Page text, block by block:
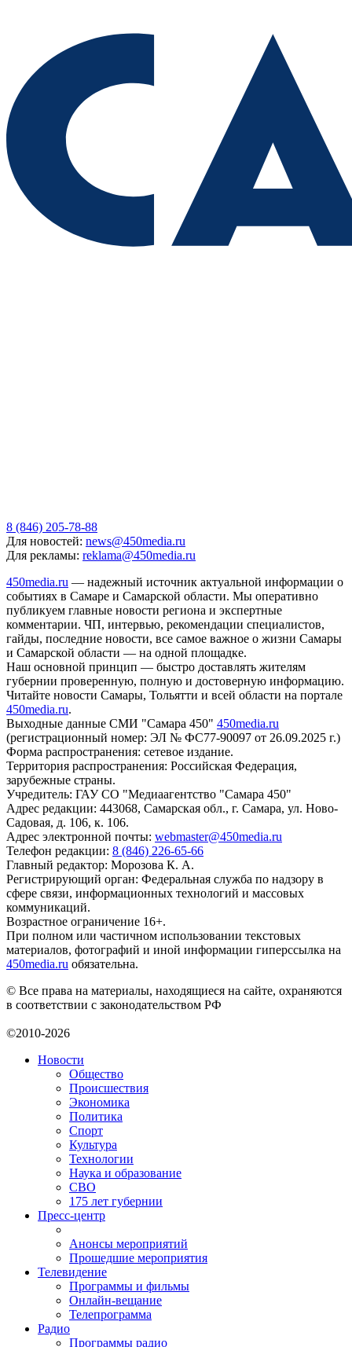
Аномальную жару прогнозируют в Самарской области 8
07.08.2026 | 15:02
В Самаре пройдет открытый матч по следж-хоккею 8 августа
07.08.2026 | 15:01
Стартовал прием заявок на участие в "Сызранском помидоре
— 2026"
07.08.2026 | 14:49
Производитель напитков из Самарской области наращивает
объемы производства и расширяет географию поставок
07.08.2026 | 14:36
Самарские юноши принимают участие в Юнармейских
военно-патриотических сборах ПФО "Гвардеец" в Пензе
07.08.2026 | 14:34
На 23 улицах Самары приводят в порядок газоны 7 августа
8 (846) 205-78-88
Для новостей: news@450media.ru
Для рекламы: reklama@450media.ru
450media.ru — надежный источник актуальной информации о
событиях в Самаре и Самарской области. Мы оперативно
публикуем главные новости региона и экспертные
комментарии. ЧП, интервью, рекомендации специалистов,
гайды, последние новости, все самое важное о жизни Самары
и Самарской области — на одной площадке.
Наш основной принцип — быстро доставлять жителям
губернии проверенную, полную и достоверную информацию.
Читайте новости Самары, Тольятти и всей области на портале
450media.ru.
Выходные данные СМИ "Самара 450" 450media.ru
(регистрационный номер: ЭЛ № ФС77-90097 от 26.09.2025 г.)
Форма распространения: сетевое издание.
Территория распространения: Российская Федерация,
зарубежные страны.
Учредитель: ГАУ СО "Медиаагентство "Самара 450"
Адрес редакции: 443068, Самарская обл., г. Самара, ул. Ново-
Садовая, д. 106, к. 106.
Адрес электронной почты: webmaster@450media.ru
Телефон редакции: 8 (846) 226-65-66
Главный редактор: Морозова К. А.
Регистрирующий орган: Федеральная служба по надзору в
сфере связи, информационных технологий и массовых
коммуникаций.
Возрастное ограничение 16+.
При полном или частичном использовании текстовых
материалов, фотографий и иной информации гиперссылка на
450media.ru обязательна.
© Все права на материалы, находящиеся на сайте, охраняются
в соответствии с законодательством РФ
©2010-2026
Новости
Общество
Происшествия
Экономика
Политика
Спорт
Культура
Технологии
Наука и образование
СВО
175 лет губернии
Пресс-центр
Анонсы мероприятий
Прошедшие мероприятия
Телевидение
Программы и фильмы
Онлайн-вещание
Телепрограмма
Радио
Программы радио